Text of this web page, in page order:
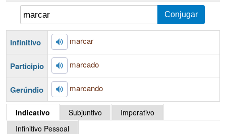
Infinitivo marcar
Participio marcado
Gerúndio marcando
Indicativo Subjuntivo
Imperativo
Infinitivo Pessoal